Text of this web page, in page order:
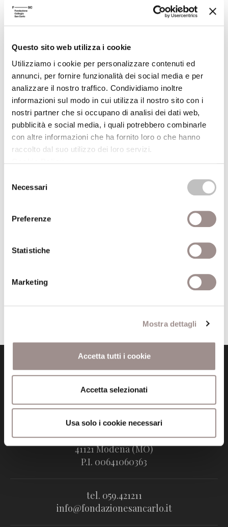
Questo sito web utilizza i cookie
Utilizziamo i cookie per personalizzare contenuti ed
annunci, per fornire funzionalità dei social media e per
analizzare il nostro traffico. Condividiamo inoltre
informazioni sul modo in cui utilizza il nostro sito con i
nostri partner che si occupano di analisi dei dati web,
pubblicità e social media, i quali potrebbero combinarle
con altre informazioni che ha fornito loro o che hanno
raccolto dal suo utilizzo dei loro servizi.
delNecessari
Preferenze
Statistiche
Marketing
Mostra dettagli
Accetta tutti i cookie
Accetta selezionati
Usa solo i cookie necessari
Scuola Alti Studi
TESI
Direttore
Polemone l'Ateniese, scolarca
Data
Fondazione Collegio San Carlo
Via San Carlo 5
41121 Modena (MO)
P.I. 00641060363
tel. 059.421211
info@fondazionesancarlo.it